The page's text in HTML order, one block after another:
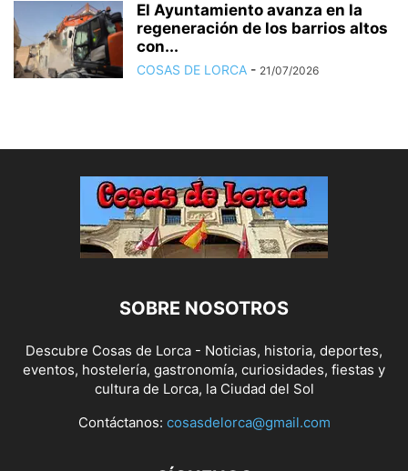
El Ayuntamiento avanza en la
regeneración de los barrios altos
con...
COSAS DE LORCA - 21/07/2026
SOBRE NOSOTROS
Descubre Cosas de Lorca - Noticias, historia, deportes,
eventos, hostelería, gastronomía, curiosidades, fiestas y
cultura de Lorca, la Ciudad del Sol
Contáctanos: cosasdelorca@gmail.com